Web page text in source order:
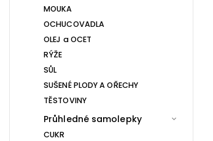
MOUKA
OCHUCOVADLA
OLEJ a OCET
RÝŽE
SŮL
SUŠENÉ PLODY A OŘECHY
TĚSTOVINY
Průhledné samolepky
CUKR